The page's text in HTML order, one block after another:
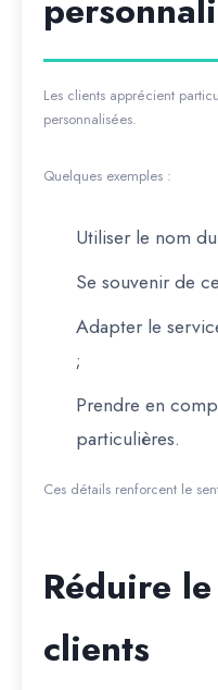
Les clients apprécient
personnalisées.
Quelques exemples :
Utiliser le nom
Se souvenir de
Adapter le
;
Prendre en
particulières.
Ces détails renforcent le
Réduire
clients